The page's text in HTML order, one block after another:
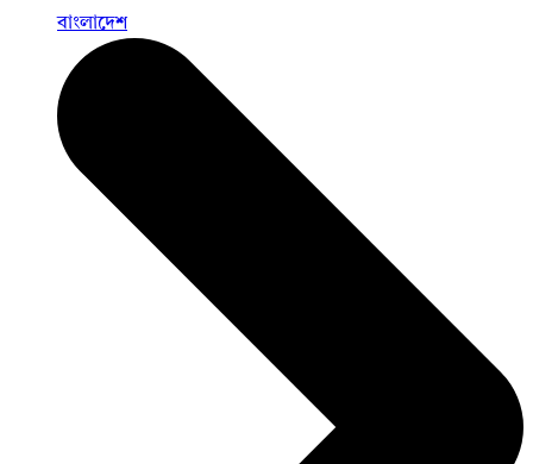
বাংলাদেশ